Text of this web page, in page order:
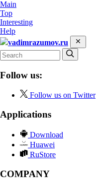
Main
Top
Interesting
Help
vadimrazumov.ru
Follow us:
Follow us on Twitter
Applications
Download
Huawei
RuStore
COMPANY